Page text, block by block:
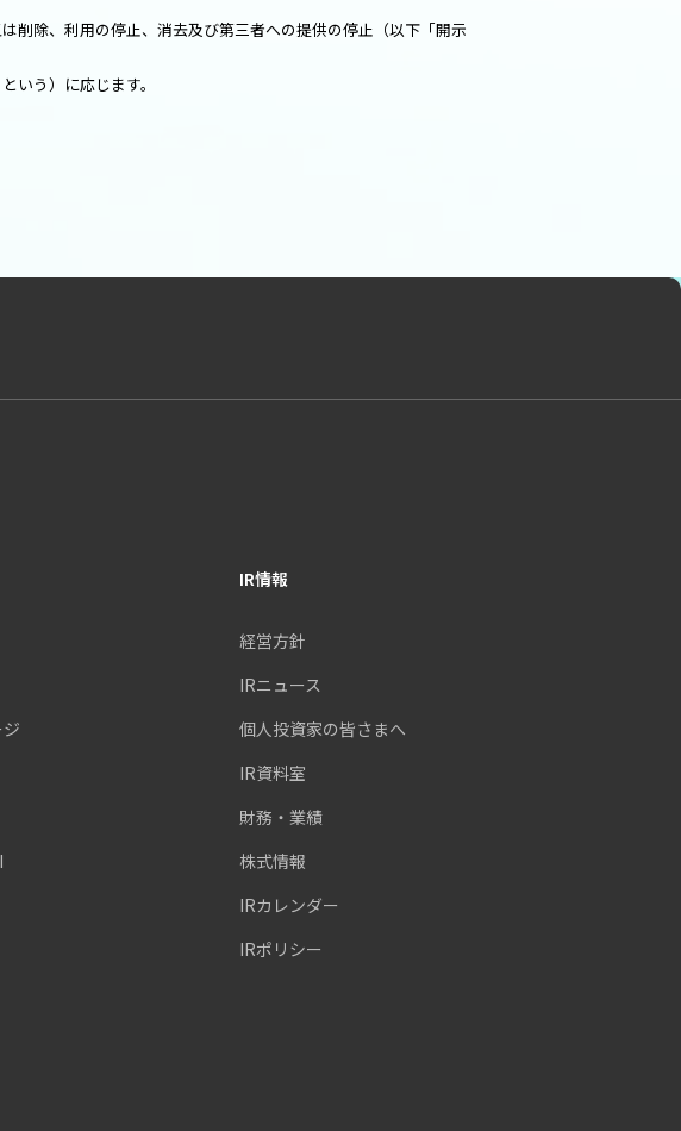
削除、利用の停止、消去及び第三者への提供の停止（以下「開示
いう）に応じます。
IR情報
経営方針
IRニュース
個人投資家の皆さまへ
IR資料室
財務・業績
株式情報
IRカレンダー
IRポリシー